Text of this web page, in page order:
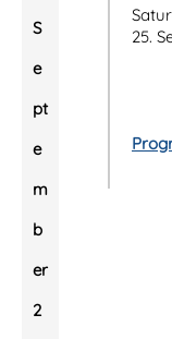
S
e
pt
e
m
b
er
2
25.